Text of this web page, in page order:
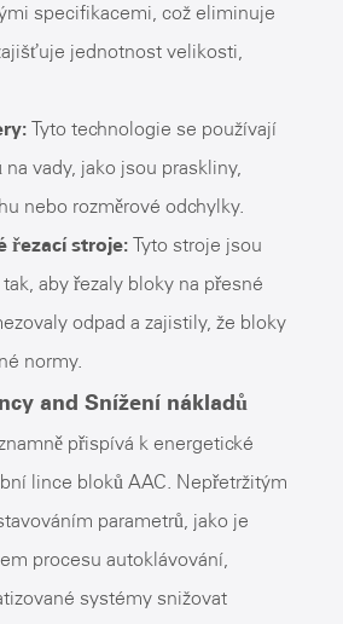
specifikacemi, což eliminuje
jednotnost velikosti,
Tyto technologie se používají
vady, jako jsou praskliny,
nebo rozměrové odchylky.
řezací stroje: Tyto stroje jsou
aby řezaly bloky na přesné
odpad a zajistily, že bloky
normy.
and Snížení nákladů
přispívá k energetické
lince bloků AAC. Nepřetržitým
parametrů, jako je
procesu autoklávování,
systémy snižovat